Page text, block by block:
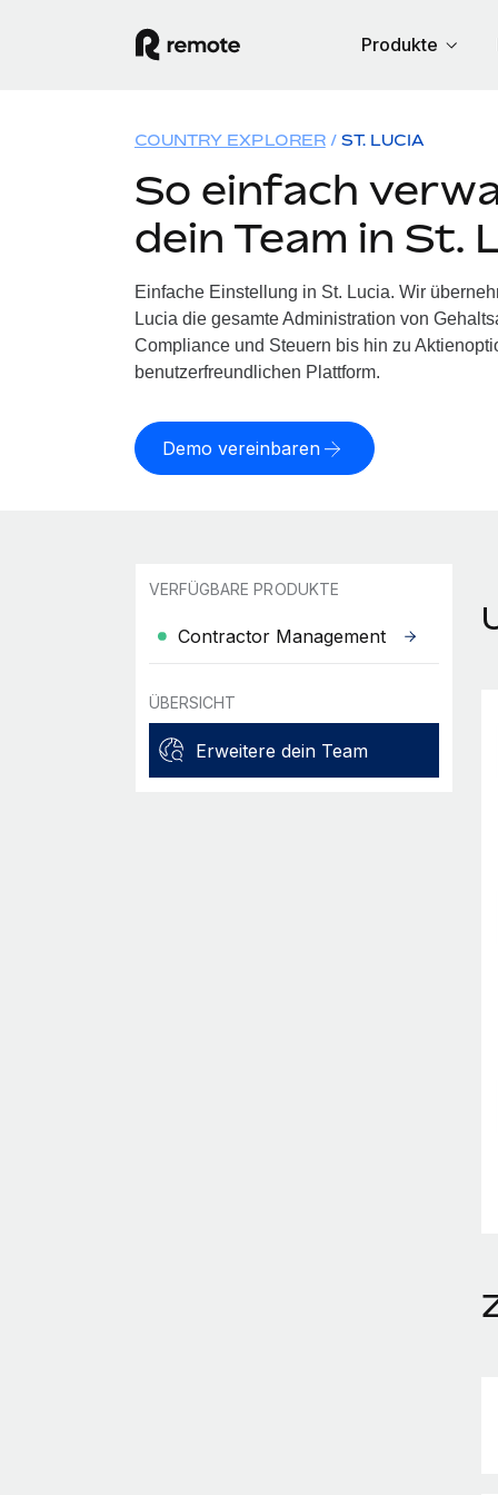
Produkte
COUNTRY EXPLORER ST. LUCIA
So einfach
dein Team in St.
Einfache Einstellung in St. Lucia. Wir
Lucia die gesamte Administration von
Compliance und Steuern bis hin zu
benutzerfreundlichen Plattform.
Demo vereinbaren
VERFÜGBARE PRODUKTE
Contractor Management
ÜBERSICHT
Erweitere dein Team